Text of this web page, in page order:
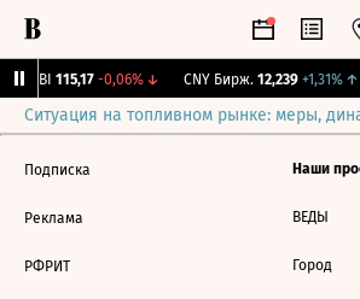
RGBI 115,17 -0,06%↓ CNY Бирж. 12,239 +1,31%↑
Ситуация на топливном рынке: меры,
Подписка
Реклама
РФРИТ
Наши
ВЕДЫ
Город